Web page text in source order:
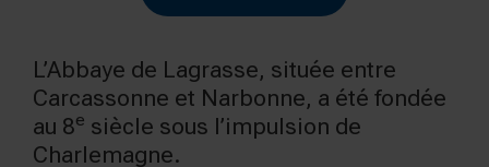
L’Abbaye de Lagrasse, située entre
Carcassonne et Narbonne, a été fondée
au 8e siècle sous l’impulsion de
Charlemagne.